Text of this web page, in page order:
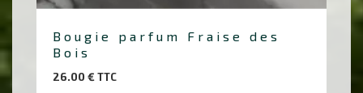
Bougie parfum Fraise des
Bois
26.00 € TTC